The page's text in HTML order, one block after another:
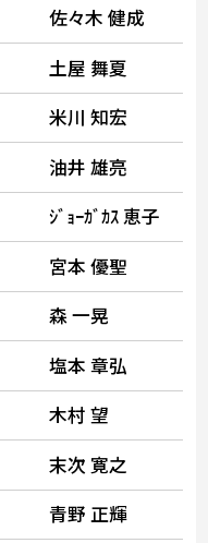
佐々木 健成
土屋 舞夏
米川 知宏
油井 雄亮
ｼﾞｮｰｶﾞｶｽ 恵子
宮本 優聖
森 一晃
塩本 章弘
木村 望
末次 寛之
青野 正輝